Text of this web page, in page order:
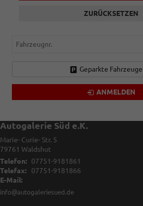
ZURÜCKSETZEN
Fahrzeugnr.
Geparkte
ANMELDEN
Autogalerie Süd e.K.
Marie- Curie- Str. 5
79761 Waldshut
Telefon:
07751-9181861
Telefax:
07751-9181866
E-Mail:
info@autogaleriesued.de